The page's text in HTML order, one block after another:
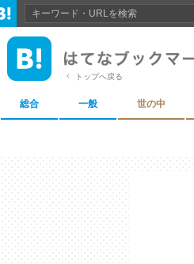
トップへ戻る
総合 一般 世の中